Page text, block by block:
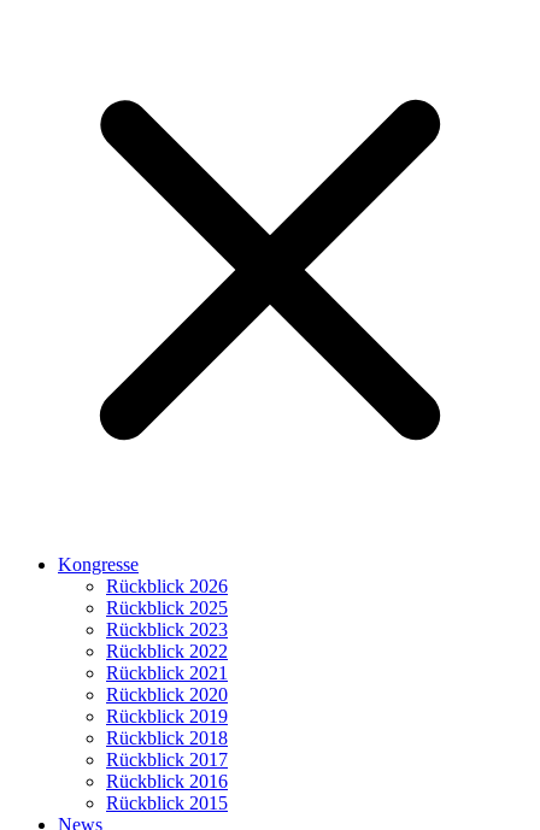
Kongresse
Rückblick 2026
Rückblick 2025
Rückblick 2023
Rückblick 2022
Rückblick 2021
Rückblick 2020
Rückblick 2019
Rückblick 2018
Rückblick 2017
Rückblick 2016
Rückblick 2015
News